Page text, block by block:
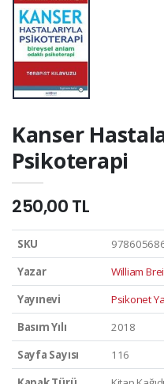
Kanser
Psikoterapi
250,00 TL
SKU
Yazar
William
Yayınevi
Psikonet
Basım Yılı
2018
Sayfa Sayısı
116